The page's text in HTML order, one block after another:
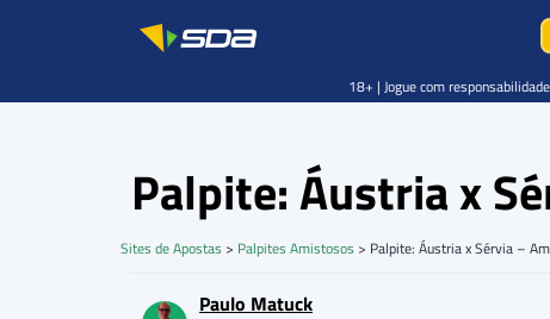
Palpite: Áustria x
Sites de Apostas > Palpites Amistosos > Palpite: Áustria x Sérvia –
Paulo Matuck
18+ | Jogue com